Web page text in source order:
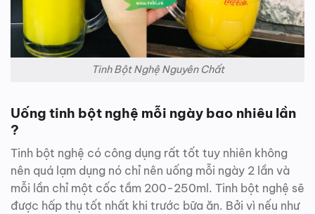
Tinh Bột Nghệ Nguyên Chất
Uống tinh bột nghệ mỗi ngày bao nhiêu lần
?
Tinh bột nghệ có công dụng rất tốt tuy nhiên không
nên quá lạm dụng nó chỉ nên uống mỗi ngày 2 lần và
mỗi lần chỉ một cốc tầm 200-250ml. Tinh bột nghệ sẽ
được hấp thụ tốt nhất khi trước bữa ăn. Bởi vì nếu như